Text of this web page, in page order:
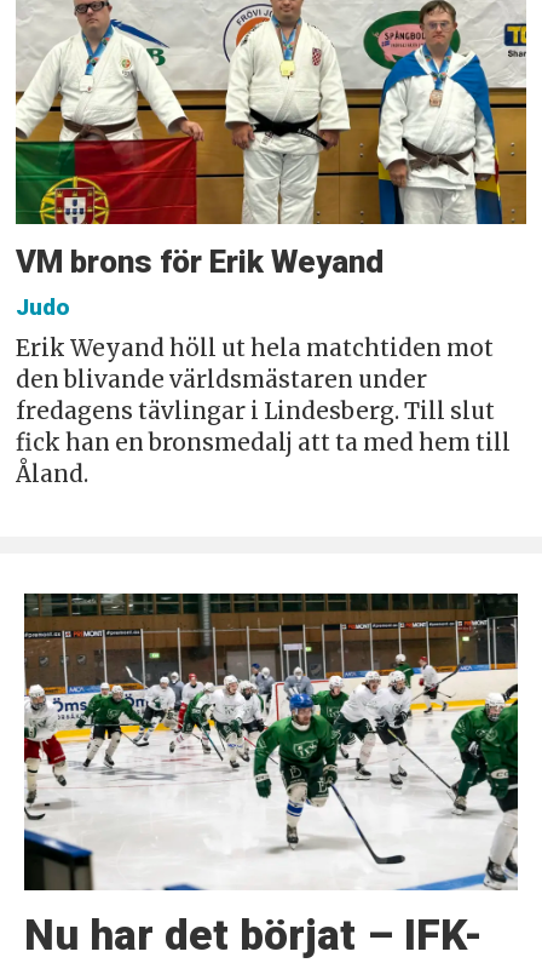
VM brons för Erik Weyand
Judo
Erik Weyand höll ut hela matchtiden mot
den blivande världsmästaren under
fredagens tävlingar i Lindesberg. Till slut
fick han en bronsmedalj att ta med hem till
Åland.
Nu har det börjat – IFK-